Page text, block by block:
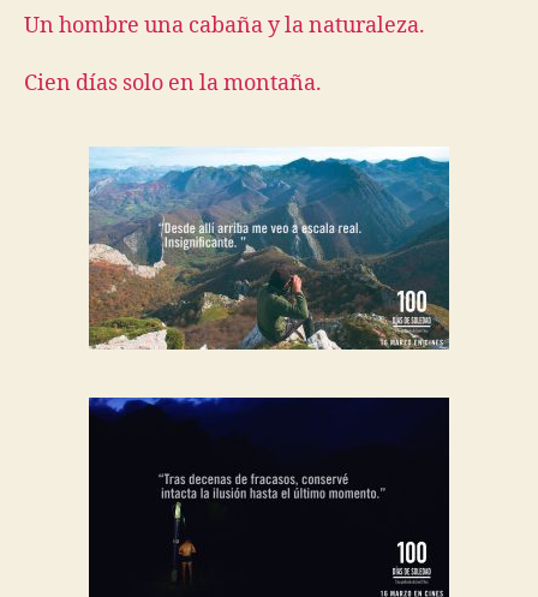
Un hombre una cabaña y la naturaleza.
Cien días solo en la montaña.